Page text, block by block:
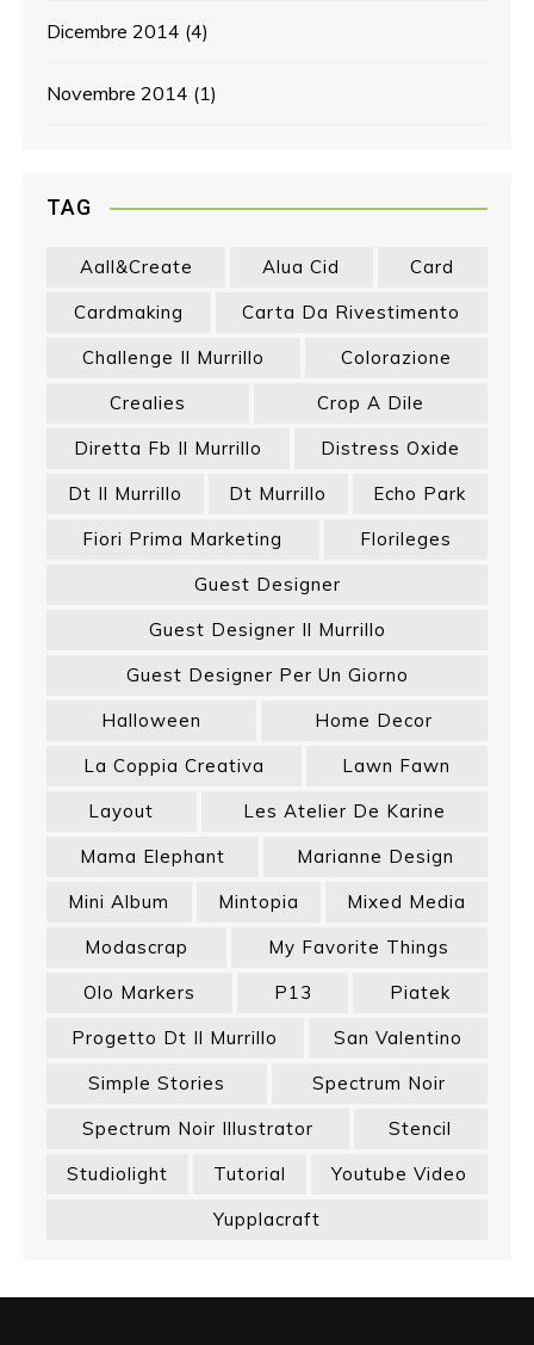
Dicembre 2014 (4)
Novembre 2014 (1)
TAG
Aall&create Alua Cid
Card
Cardmaking
Carta Da Rivestimento
Challenge Il Murrillo
Colorazione
Crealies
Crop A Dile
Diretta Fb Il Murrillo
Distress Oxide
Dt Il Murrillo
Dt Murrillo
Echo Park
Fiori Prima Marketing
Florileges
Guest Designer
Guest Designer Il Murrillo
Guest Designer Per Un Giorno
Halloween
Home Decor
La Coppia Creativa
Lawn Fawn
Layout
Les Atelier De Karine
Mama Elephant
Marianne Design
Mini Album
Mintopia
Mixed Media
Modascrap
My Favorite Things
Olo Markers
P13
Piatek
Progetto Dt Il Murrillo
San Valentino
Simple Stories
Spectrum Noir
Spectrum Noir Illustrator
Stencil
Studiolight
Tutorial
Youtube Video
Yupplacraft